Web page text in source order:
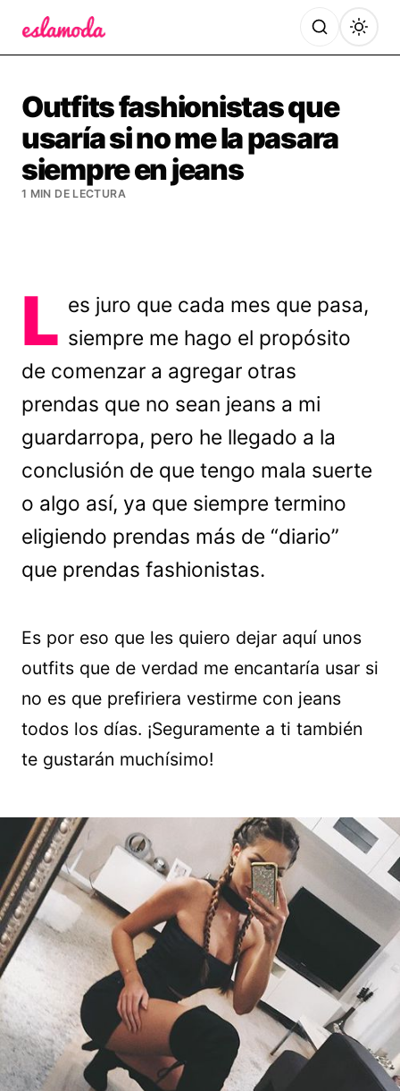
Outfits fashionistas que
usaría si no me la pasara
siempre en jeans
1 MIN DE LECTURA
L es juro que cada mes que pasa,
siempre me hago el propósito
de comenzar a agregar otras
prendas que no sean jeans a mi
guardarropa, pero he llegado a la
conclusión de que tengo mala suerte
o algo así, ya que siempre termino
eligiendo prendas más de “diario”
que prendas fashionistas.
Es por eso que les quiero dejar aquí unos
outfits que de verdad me encantaría usar si
no es que prefiriera vestirme con jeans
todos los días. ¡Seguramente a ti también
te gustarán muchísimo!